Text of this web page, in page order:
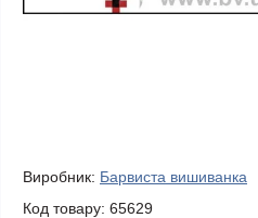
Виробник: Барвиста вишиванка
Код товару: 65629